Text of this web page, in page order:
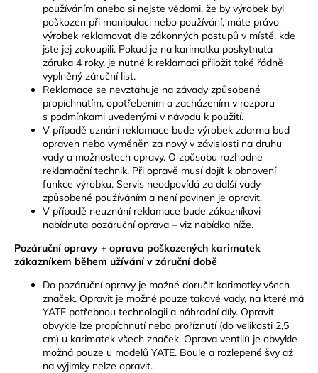
používáním anebo si nejste vědomi, že by výrobek byl
poškozen při manipulaci nebo používání, máte právo
výrobek reklamovat dle zákonných postupů v místě, kde
jste jej zakoupili. Pokud je na karimatku poskytnuta
záruka 4 roky, je nutné k reklamaci přiložit také řádně
vyplněný záruční list.
Reklamace se nevztahuje na závady způsobené
propíchnutím, opotřebením a zacházením v rozporu
s podmínkami uvedenými v návodu k použití.
V případě uznání reklamace bude výrobek zdarma buď
opraven nebo vyměněn za nový v závislosti na druhu
vady a možnostech opravy. O způsobu rozhodne
reklamační technik. Při opravě musí dojít k obnovení
funkce výrobku. Servis neodpovídá za další vady
způsobené používáním a není povinen je opravit.
V případě neuznání reklamace bude zákazníkovi
nabídnuta pozáruční oprava – viz nabídka níže.
Pozáruční opravy + oprava poškozených karimatek
zákazníkem během užívání v záruční době
Do pozáruční opravy je možné doručit karimatky všech
značek. Opravit je možné pouze takové vady, na které má
YATE potřebnou technologii a náhradní díly. Opravit
obvykle lze propíchnutí nebo proříznutí (do velikosti 2,5
cm) u karimatek všech značek. Oprava ventilů je obvykle
možná pouze u modelů YATE. Boule a rozlepené švy až
na výjimky nelze opravit.